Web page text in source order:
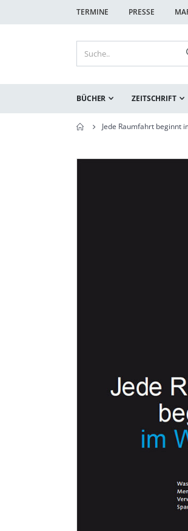
TERMINE PRESSE
BÜCHER ZEITSCHRIFT
Jede Raumfahrt beginnt